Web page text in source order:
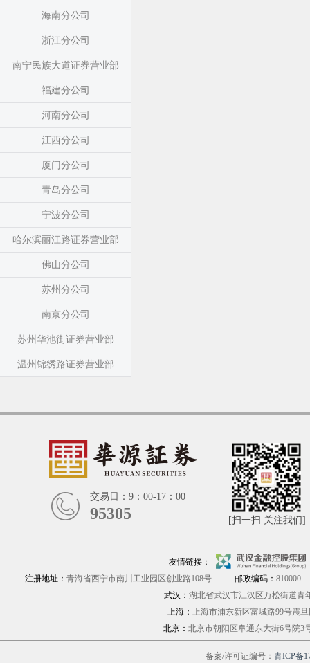
海南分公司
浙江分公司
南宁民族大道证券营业部
福建分公司
河南分公司
江西分公司
厦门分公司
青岛分公司
宁波分公司
哈尔滨丽江路证券营业部
佛山分公司
苏州分公司
南京分公司
苏州华池街证券营业部
温州锦绣路证券营业部
交易日：9：00-17：00
95305 [扫一扫 关注我们]
友情链接：
注册地址：青海省西宁市南川工业园区创业路108号 邮政编码：810000
武汉：湖北省武汉市江汉区万松街道
上海： 上海市浦东新区富城路
北京： 北京市朝阳区阜通东大街6号
备案/许可证编号：青ICP备